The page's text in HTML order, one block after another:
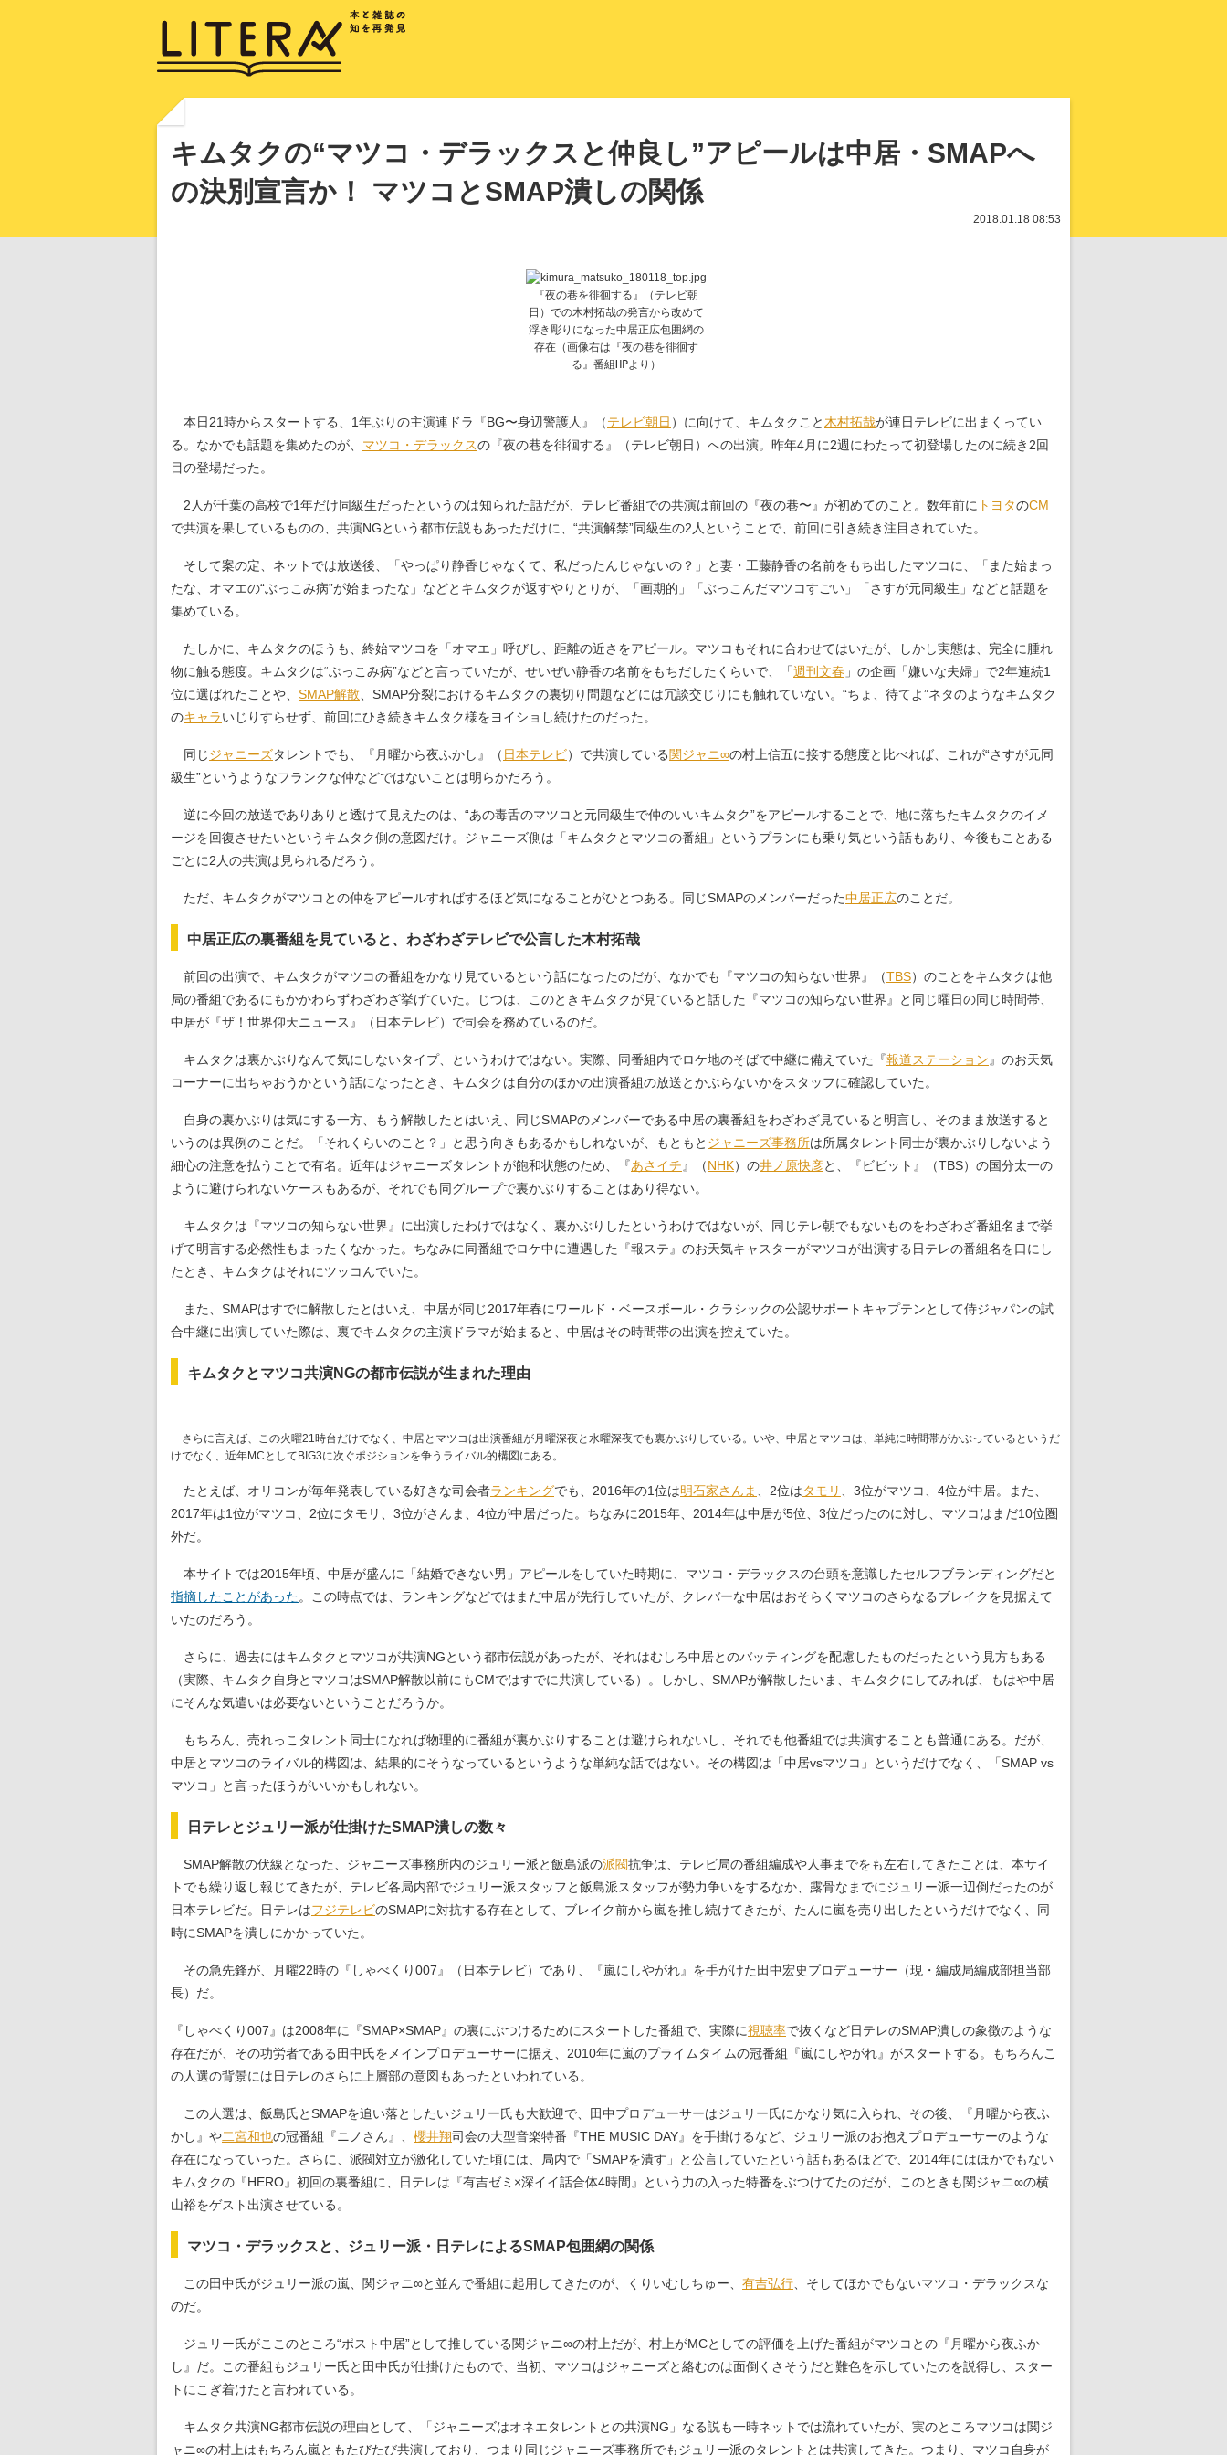
キムタクの“マツコ・デラックスと仲良し”アピールは中居・SMAPへ
の決別宣言か！ マツコとSMAP潰しの関係
2018.01.18 08:53
『夜の巷を徘徊する』（テレビ朝
日）での木村拓哉の発言から改めて
浮き彫りになった中居正広包囲網の
存在（画像右は『夜の巷を徘徊す
る』番組HPより）
本日21時からスタートする、1年ぶりの主演連ドラ『BG〜身辺警護人』（テレビ朝日 ）に向けて、キムタクこと 木村拓哉が連日テレビに出まくってい
る。なかでも話題を集めたのが、 マツコ・デラックスの『夜の巷を徘徊する』（テレビ朝日）への出演。昨年4月に2週にわたって初登場したのに続き2回
目の登場だった。
2人が千葉の高校で1年だけ同級生だったというのは知られた話だが、テレビ番組での共演は前回の『夜の巷〜』が初めてのこと。数年前に トヨタのCM
で共演を果しているものの、共演NGという都市伝説もあっただけに、“共演解禁”同級生の2人ということで、前回に引き続き注目されていた。
そして案の定、ネットでは放送後、「やっぱり静香じゃなくて、私だったんじゃないの？」と妻・工藤静香の名前をもち出したマツコに、「また始まっ
たな、オマエの“ぶっこみ病”が始まったな」などとキムタクが返すやりとりが、「画期的」「ぶっこんだマツコすごい」「さすが元同級生」などと話題を
集めている。
たしかに、キムタクのほうも、終始マツコを「オマエ」呼びし、距離の近さをアピール。マツコもそれに合わせてはいたが、しかし実態は、完全に腫れ
物に触る態度。キムタクは“ぶっこみ病”などと言っていたが、せいぜい静香の名前をもちだしたくらいで、「週刊文春 」の企画「嫌いな夫婦」で2年連続1
位に選ばれたことや、 SMAP解散 、SMAP分裂におけるキムタクの裏切り問題などには冗談交じりにも触れていない。“ちょ、待てよ”ネタのようなキムタク
のキャラいじりすらせず、前回にひき続きキムタク様をヨイショし続けたのだった。
同じジャニーズタレントでも、『月曜から夜ふかし』（ 日本テレビ）で共演している関ジャニ∞の村上信五に接する態度と比べれば、これが“さすが元同
級生”というようなフランクな仲などではないことは明らかだろう。
逆に今回の放送でありありと透けて見えたのは、“あの毒舌のマツコと元同級生で仲のいいキムタク”をアピールすることで、地に落ちたキムタクのイメ
ージを回復させたいというキムタク側の意図だけ。ジャニーズ側は「キムタクとマツコの番組」というプランにも乗り気という話もあり、今後もことある
ごとに2人の共演は見られるだろう。
ただ、キムタクがマツコとの仲をアピールすればするほど気になることがひとつある。同じSMAPのメンバーだった中居正広のことだ。
中居正広の裏番組を見ていると、わざわざテレビで公言した木村拓哉
前回の出演で、キムタクがマツコの番組をかなり見ているという話になったのだが、なかでも『マツコの知らない世界』（TBS）のことをキムタクは他
局の番組であるにもかかわらずわざわざ挙げていた。じつは、このときキムタクが見ていると話した『マツコの知らない世界』と同じ曜日の同じ時間帯、
中居が『ザ！世界仰天ニュース』（日本テレビ）で司会を務めているのだ。
キムタクは裏かぶりなんて気にしないタイプ、というわけではない。実際、同番組内でロケ地のそばで中継に備えていた『報道ステーション 』のお天気
コーナーに出ちゃおうかという話になったとき、キムタクは自分のほかの出演番組の放送とかぶらないかをスタッフに確認していた。
自身の裏かぶりは気にする一方、もう解散したとはいえ、同じSMAPのメンバーである中居の裏番組をわざわざ見ていると明言し、そのまま放送すると
いうのは異例のことだ。「それくらいのこと？」と思う向きもあるかもしれないが、もともと ジャニーズ事務所は所属タレント同士が裏かぶりしないよう
細心の注意を払うことで有名。近年はジャニーズタレントが飽和状態のため、『あさイチ 』（NHK）の井ノ原快彦と、『ビビット』（TBS）の国分太一の
ように避けられないケースもあるが、それでも同グループで裏かぶりすることはあり得ない。
キムタクは『マツコの知らない世界』に出演したわけではなく、裏かぶりしたというわけではないが、同じテレ朝でもないものをわざわざ番組名まで挙
げて明言する必然性もまったくなかった。ちなみに同番組でロケ中に遭遇した『報ステ』のお天気キャスターがマツコが出演する日テレの番組名を口にし
たとき、キムタクはそれにツッコんでいた。
また、SMAPはすでに解散したとはいえ、中居が同じ2017年春にワールド・ベースボール・クラシックの公認サポートキャプテンとして侍ジャパンの試
合中継に出演していた際は、裏でキムタクの主演ドラマが始まると、中居はその時間帯の出演を控えていた。
キムタクとマツコ共演NGの都市伝説が生まれた理由
さらに言えば、この火曜21時台だけでなく、中居とマツコは出演番組が月曜深夜と水曜深夜でも裏かぶりしている。いや、中居とマツコは、単純に時間帯がかぶっているというだ
けでなく、近年MCとしてBIG3に次ぐポジションを争うライバル的構図にある。
たとえば、オリコンが毎年発表している好きな司会者ランキングでも、2016年の1位は明石家さんま 、2位はタモリ
、3位がマツコ、4位が中居。また、
2017年は1位がマツコ、2位にタモリ、3位がさんま、4位が中居だった。ちなみに2015年、2014年は中居が5位、3位だったのに対し、マツコはまだ10位圏
外だ。
本サイトでは2015年頃、中居が盛んに「結婚できない男」アピールをしていた時期に、マツコ・デラックスの台頭を意識したセルフブランディングだと
指摘したことがあった。この時点では、ランキングなどではまだ中居が先行していたが、クレバーな中居はおそらくマツコのさらなるブレイクを見据えて
いたのだろう。
さらに、過去にはキムタクとマツコが共演NGという都市伝説があったが、それはむしろ中居とのバッティングを配慮したものだったという見方もある
（実際、キムタク自身とマツコはSMAP解散以前にもCMではすでに共演している）。しかし、SMAPが解散したいま、キムタクにしてみれば、もはや中居
にそんな気遣いは必要ないということだろうか。
もちろん、売れっこタレント同士になれば物理的に番組が裏かぶりすることは避けられないし、それでも他番組では共演することも普通にある。だが、
中居とマツコのライバル的構図は、結果的にそうなっているというような単純な話ではない。その構図は「中居vsマツコ」というだけでなく、「SMAP vs
マツコ」と言ったほうがいいかもしれない。
日テレとジュリー派が仕掛けたSMAP潰しの数々
SMAP解散の伏線となった、ジャニーズ事務所内のジュリー派と飯島派の派閥抗争は、テレビ局の番組編成や人事までをも左右してきたことは、本サイ
トでも繰り返し報じてきたが、テレビ各局内部でジュリー派スタッフと飯島派スタッフが勢力争いをするなか、露骨なまでにジュリー派一辺倒だったのが
日本テレビだ。日テレはフジテレビのSMAPに対抗する存在として、ブレイク前から嵐を推し続けてきたが、たんに嵐を売り出したというだけでなく、同
時にSMAPを潰しにかかっていた。
その急先鋒が、月曜22時の『しゃべくり007』（日本テレビ）であり、『嵐にしやがれ』を手がけた田中宏史プロデューサー（現・編成局編成部担当部
長）だ。
『しゃべくり007』は2008年に『SMAP×SMAP』の裏にぶつけるためにスタートした番組で、実際に視聴率で抜くなど日テレのSMAP潰しの象徴のような
存在だが、その功労者である田中氏をメインプロデューサーに据え、2010年に嵐のプライムタイムの冠番組『嵐にしやがれ』がスタートする。もちろんこ
の人選の背景には日テレのさらに上層部の意図もあったといわれている。
この人選は、飯島氏とSMAPを追い落としたいジュリー氏も大歓迎で、田中プロデューサーはジュリー氏にかなり気に入られ、その後、『月曜から夜ふ
かし』や二宮和也の冠番組『ニノさん』、 櫻井翔司会の大型音楽特番『THE MUSIC DAY』を手掛けるなど、ジュリー派のお抱えプロデューサーのような
存在になっていった。さらに、派閥対立が激化していた頃には、局内で「SMAPを潰す」と公言していたという話もあるほどで、2014年にはほかでもない
キムタクの『HERO』初回の裏番組に、日テレは『有吉ゼミ×深イイ話合体4時間』という力の入った特番をぶつけてたのだが、このときも関ジャニ∞の横
山裕をゲスト出演させている。
マツコ・デラックスと、ジュリー派・日テレによるSMAP包囲網の関係
この田中氏がジュリー派の嵐、関ジャニ∞と並んで番組に起用してきたのが、くりいむしちゅー、 有吉弘行 、そしてほかでもないマツコ・デラックスな
のだ。
ジュリー氏がここのところ“ポスト中居”として推している関ジャニ∞の村上だが、村上がMCとしての評価を上げた番組がマツコとの『月曜から夜ふか
し』だ。この番組もジュリー氏と田中氏が仕掛けたもので、当初、マツコはジャニーズと絡むのは面倒くさそうだと難色を示していたのを説得し、スター
トにこぎ着けたと言われている。
キムタク共演NG都市伝説の理由として、「ジャニーズはオネエタレントとの共演NG」なる説も一時ネットでは流れていたが、実のところマツコは関ジ
ャニ∞の村上はもちろん嵐ともたびたび共演しており、つまり同じジャニーズ事務所でもジュリー派のタレントとは共演してきた。つまり、マツコ自身が